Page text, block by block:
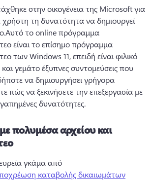
στην οικογένεια της Microsoft για
τη δυνατότητα να δημιουργεί
Αυτό το online πρόγραμμα
είναι το επίσημο πρόγραμμα
των Windows 11, επειδή είναι φιλικό
γεμάτο έξυπνες συντομεύσεις που
να δημιουργήσει γρήγορα
πώς να ξεκινήσετε την επεξεργασία με
δυνατότητες.
πολυμέσα αρχείου και
γκάμα από
καταβολής δικαιωμάτων